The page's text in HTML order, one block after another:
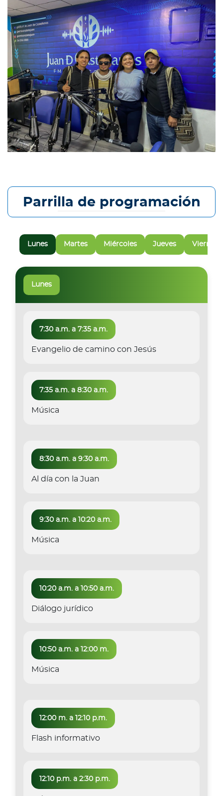
Parrilla de programación
Lunes Martes Miércoles Jueves Viernes
Lunes
7:30 a.m. a 7:35 a.m.
Evangelio de camino con Jesús
7:35 a.m. a 8:30 a.m.
Música
8:30 a.m. a 9:30 a.m.
Al día con la Juan
9:30 a.m. a 10:20 a.m.
Música
10:20 a.m. a 10:50 a.m.
Diálogo jurídico
10:50 a.m. a 12:00 m.
Música
12:00 m. a 12:10 p.m.
Flash informativo
12:10 p.m. a 2:30 p.m.